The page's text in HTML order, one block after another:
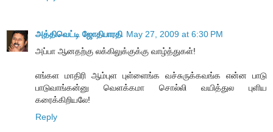
அத்திவெட்டி ஜோதிபாரதி May 27, 2009 at 6:30 PM
அப்பா ஆனதற்கு லக்கிலுக்குக்கு வாழ்த்துகள்!
எங்கள மாதிரி ஆம்புள புள்ளைங்க வச்சுருக்கவங்க என்ன பாடு
பாடுவாங்கன்னு வெளக்கமா சொல்லி வயித்துல புளிய
கரைக்கிறியலே!
Reply